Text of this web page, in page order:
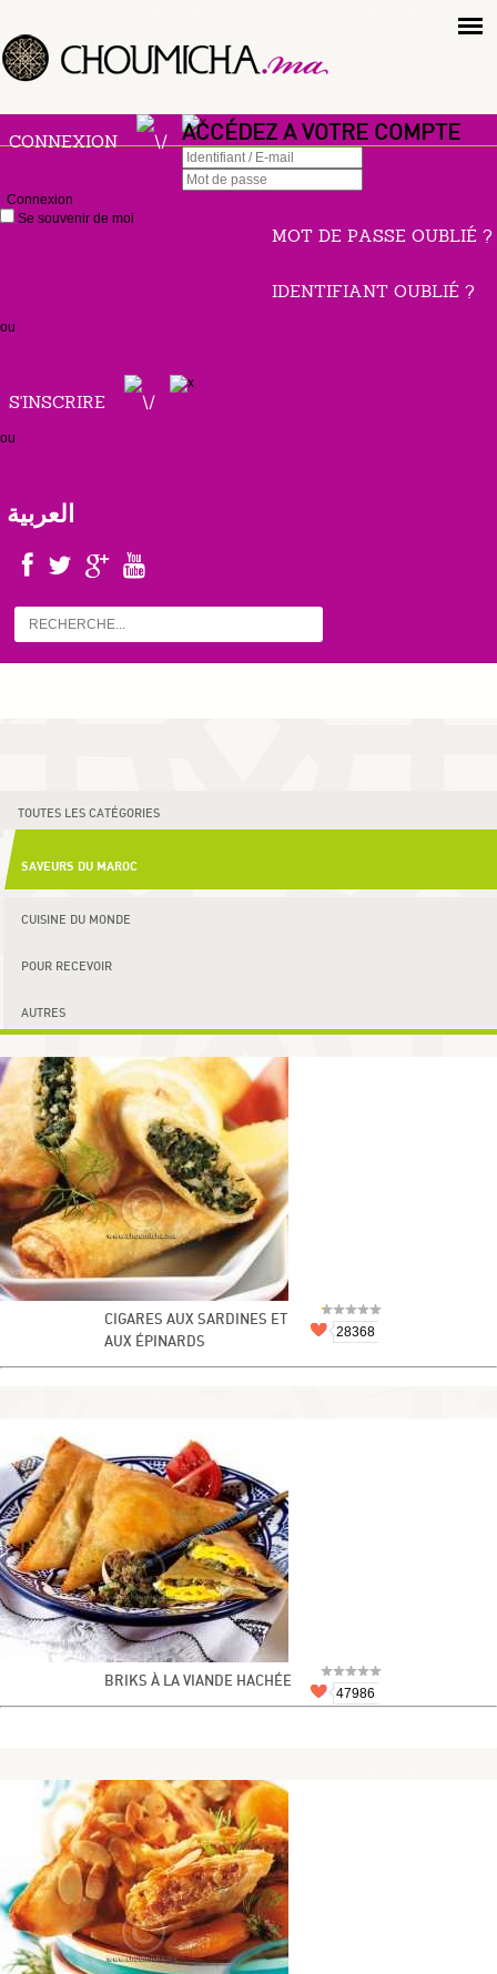
CONNEXION ACCÉDEZ A VOTRE COMPTE
Connexion
Se souvenir de moi
MOT DE PASSE OUBLIÉ ?
IDENTIFIANT OUBLIÉ ?
ou
S'INSCRIRE
ou
العربية
TOUTES LES CATÉGORIES
SAVEURS DU MAROC
CUISINE DU MONDE
POUR RECEVOIR
AUTRES
CIGARES AUX SARDINES ET
AUX ÉPINARDS
28368
BRIKS À LA VIANDE HACHÉE
47986